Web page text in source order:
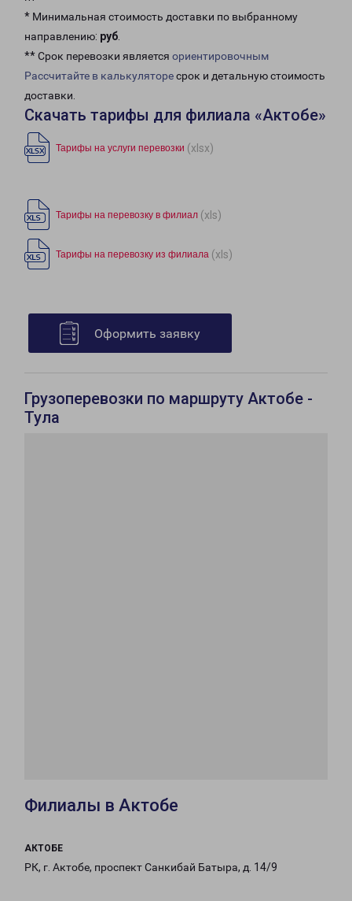
* Минимальная стоимость доставки по выбранному
направлению: руб.
** Срок перевозки является ориентировочным
Рассчитайте в калькуляторесрок и детальную стоимость
доставки.
Скачать тарифы для филиала «Актобе»
Тарифы на услуги перевозки (xlsx)
Тарифы на перевозку в филиал (xls)
Тарифы на перевозку из филиала (xls)
Оформить заявку
Грузоперевозки по маршруту Актобе -
Тула
Филиалы в Актобе
АКТОБЕ
РК, г. Актобе, проспект Санкибай Батыра, д. 14/9